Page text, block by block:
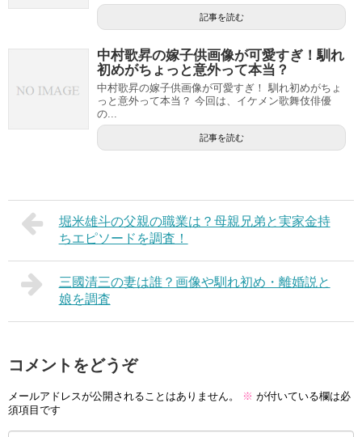
記事を読む
中村歌昇の嫁子供画像が可愛すぎ！馴れ
初めがちょっと意外って本当？
中村歌昇の嫁子供画像が可愛すぎ！ 馴れ初めがちょ
っと意外って本当？ 今回は、イケメン歌舞伎俳優
の...
記事を読む
堀米雄斗の父親の職業は？母親兄弟と実家金持
ちエピソードを調査！
三國清三の妻は誰？画像や馴れ初め・離婚説と
娘を調査
コメントをどうぞ
メールアドレスが公開されることはありません。 ※ が付いている欄は必
須項目です